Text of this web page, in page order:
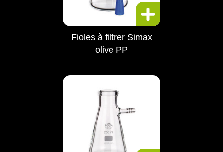
Fioles à filtrer Simax
olive PP